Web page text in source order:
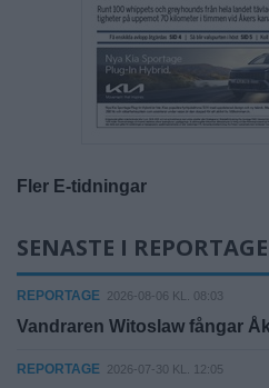
Fler E-tidningar
SENASTE I REPORTAGE
REPORTAGE 2026-08-06 KL. 08:03
Vandraren Witoslaw fångar
REPORTAGE 2026-07-30 KL. 12:05